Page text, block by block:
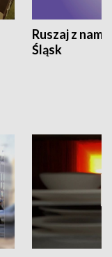
Ruszaj z
Śląsk